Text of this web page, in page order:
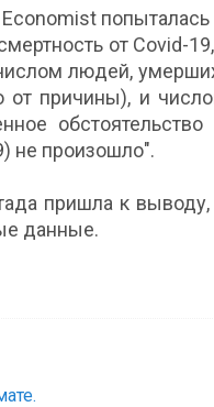
попыталась
от Covid-
людей,
от причины), и
обстоятельство
не произошло".
пришла к
данные.